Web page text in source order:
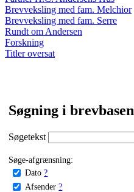
Brevveksling med fam. Melchior
Brevveksling med fam. Serre
Rundt om Andersen
Forskning
Titler oversat
Søgning i brevbasen
Søgetekst
Søge-afgrænsning:
Dato ?
Afsender ?